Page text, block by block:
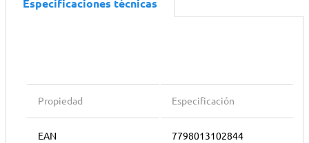
Especificaciones técnicas
Propiedad Especificación
EAN 7798013102844